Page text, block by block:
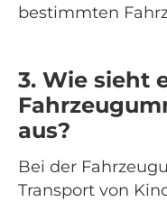
bestimmten
3. Wie sieht
aus?
Bei der
Transport von